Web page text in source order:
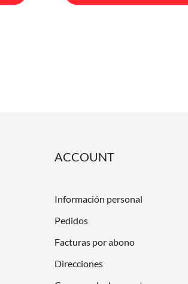
ACCOUNT
Información personal
Pedidos
Facturas por abono
Direcciones